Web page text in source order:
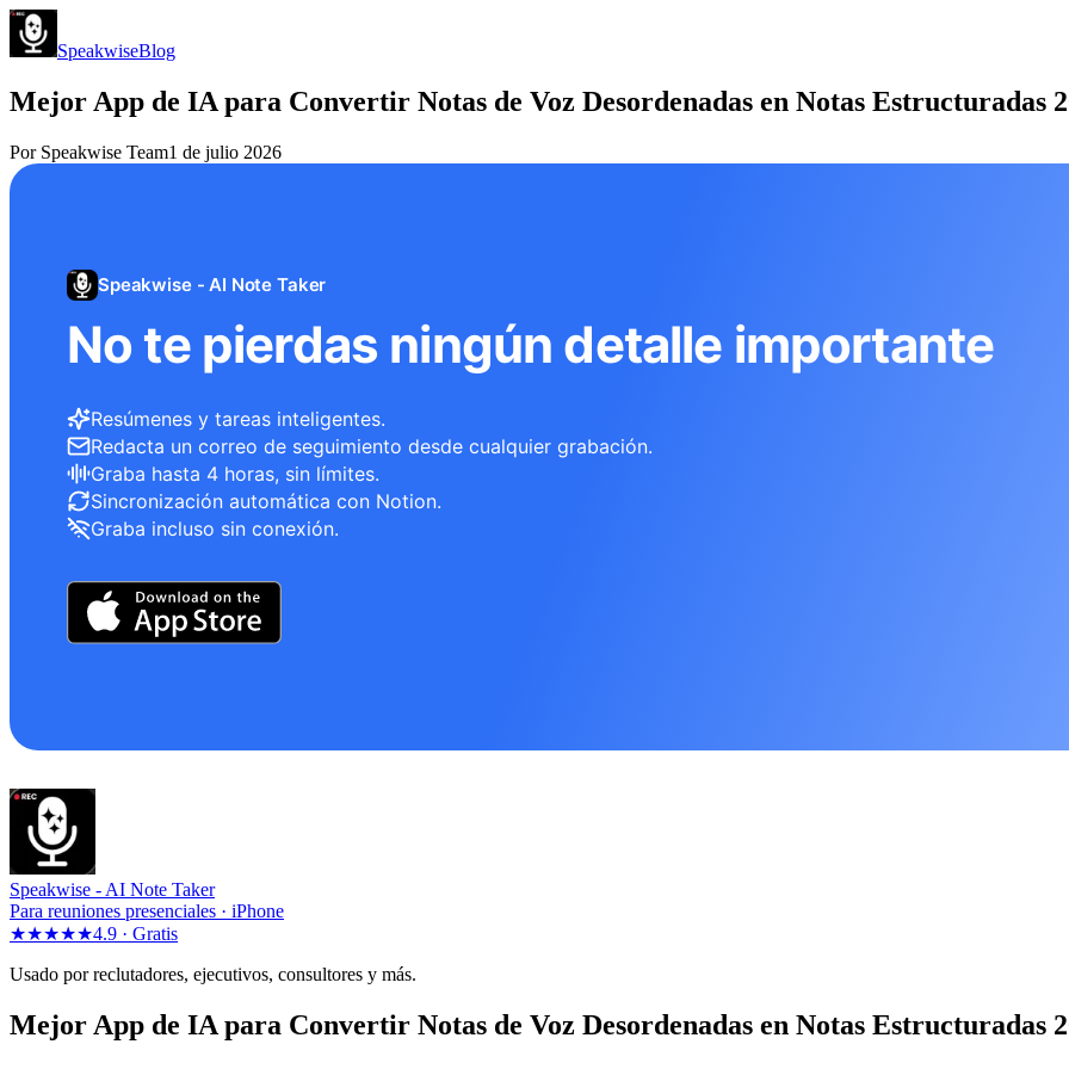
SpeakwiseBlog
Mejor App de IA para Convertir Notas de Voz Desordenadas en Notas Estructuradas
Por Speakwise Team1 de julio 2026
Speakwise - AI Note Taker
No te pierdas ningún detalle importante
Resúmenes y tareas inteligentes.
Redacta un correo de seguimiento desde cualquier grabación.
Graba hasta 4 horas, sin límites.
Sincronización automática con Notion.
Graba incluso sin conexión.
Speakwise - AI Note Taker
Para reuniones presenciales · iPhone
★★★★★4.9 · Gratis
Usado por reclutadores, ejecutivos, consultores y más.
Mejor App de IA para Convertir Notas de Voz Desordenadas en Notas Estructuradas